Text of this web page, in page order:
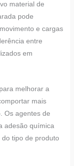
material de
pode
e cargas
entre
em
melhorar a
mais
Os agentes de
adesão química
tipo de produto